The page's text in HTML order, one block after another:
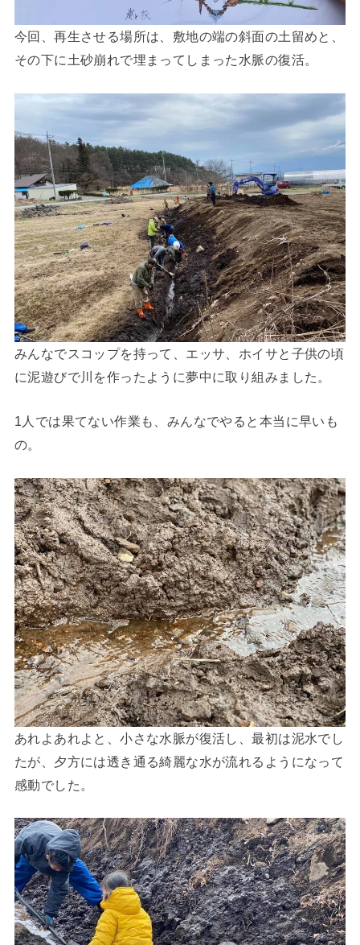
今回、再生させる場所は、敷地の端の斜面の土留めと、
その下に土砂崩れで埋まってしまった水脈の復活。
みんなでスコップを持って、エッサ、ホイサと子供の頃
に泥遊びで川を作ったように夢中に取り組みました。
1人では果てない作業も、みんなでやると本当に早いも
の。
あれよあれよと、小さな水脈が復活し、最初は泥水でし
たが、夕方には透き通る綺麗な水が流れるようになって
感動でした。